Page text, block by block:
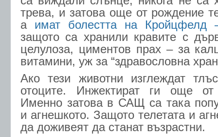
трева, и затова още от рождение
а имат болестта на Кройцфелд
защото са хранили кравите с
целулоза, циментов прах – за
витамини, уж за “здравословна
Ако тези животни изглеждат
отоците. Инжектират ги още
Именно затова в САЩ са така
и агнешкото. Защото телетата и
да доживеят да станат възрастни.